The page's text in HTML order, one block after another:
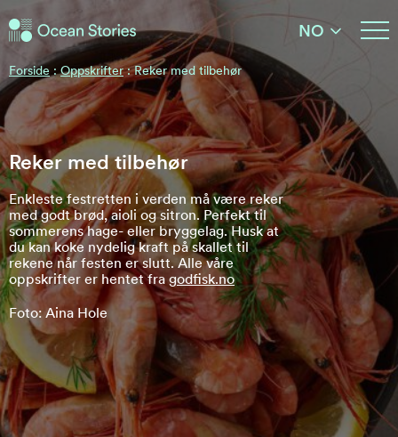
Ocean Stories
Ocean Stories
NO
Forside :Oppskrifter:Reker med tilbehør
Reker med tilbehør
Enkleste festretten i verden må være reker
med godt brød, aioli og sitron. Perfekt til
sommerens hage- eller bryggelag. Husk at
du kan koke nydelig kraft på skallet til
rekene når festen er slutt. Alle våre
oppskrifter er hentet fra godfisk.no
Foto: Aina Hole